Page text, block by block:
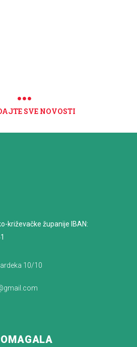
SVE NOVOSTI
križevačke županije IBAN:
10/10